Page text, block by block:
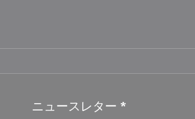
ウィンドウで開きます))
((新しいウィンドウで開きます))
ニュースレター *